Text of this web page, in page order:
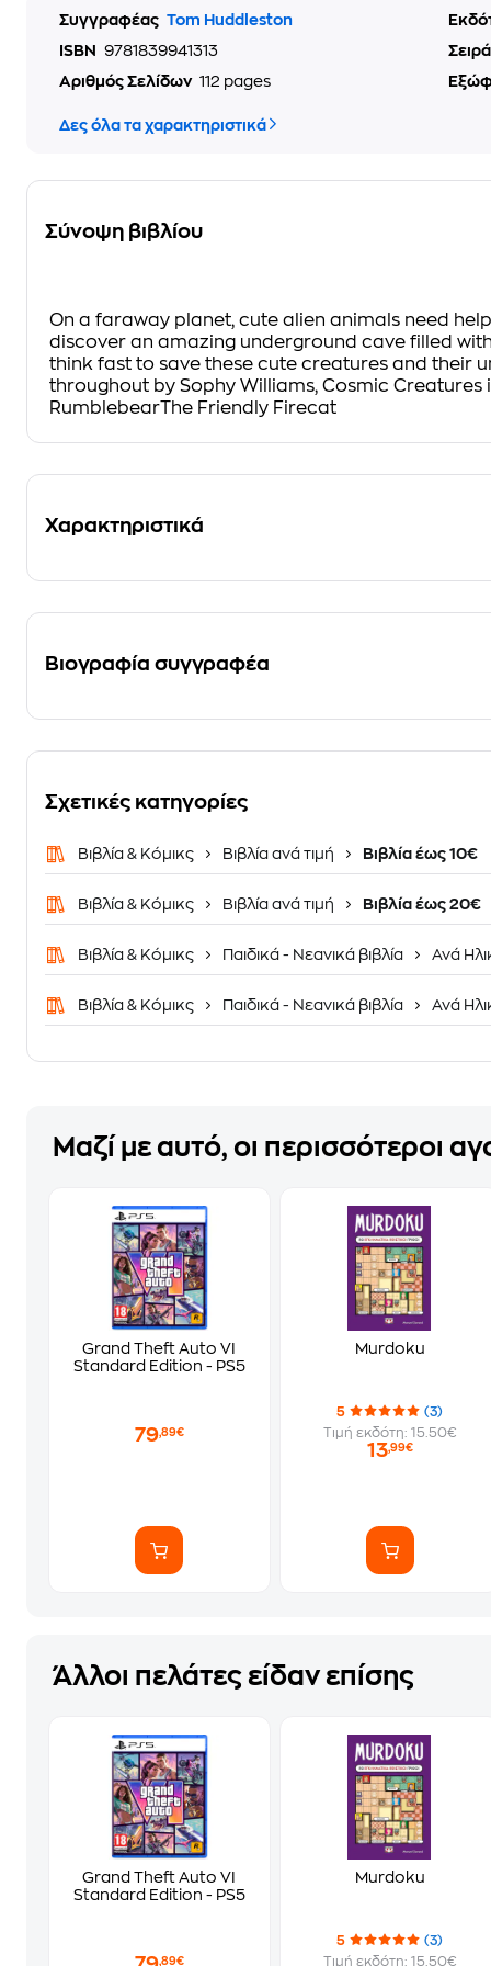
Συγγραφέας Tom Huddleston
ISBN
9781839941313
Αριθμός Σελίδων 112 pages
Δες όλα τα χαρακτηριστικά
Σύνοψη βιβλίου
On a faraway planet, cute alien animals need
discover an amazing underground cave filled
think fast to save these cute creatures and their
throughout by Sophy Williams, Cosmic
RumblebearThe Friendly Firecat
Χαρακτηριστικά
Βιογραφία συγγραφέα
Σχετικές κατηγορίες
Βιβλία & Κόμικς Βιβλία ανά τιμή Βιβλία έως 10€
Βιβλία & Κόμικς Βιβλία ανά τιμή Βιβλία έως 20€
Βιβλία & Κόμικς Παιδικά - Νεανικά βιβλία Ανά
Βιβλία & Κόμικς Παιδικά - Νεανικά βιβλία Ανά
Μαζί με αυτό, οι περισσότεροι
Grand Theft Auto VI
Standard Edition - PS5
79,89€
Murdoku
5
(3)
Τιμή εκδότη: 15.50€
13,99€
Άλλοι πελάτες είδαν επίσης
Grand Theft Auto VI
Standard Edition - PS5
,89€
Murdoku
5
(3)
Τιμή εκδότη: 15.50€